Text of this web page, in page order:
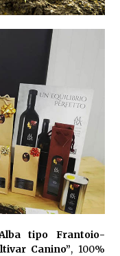
tipo Frantoio-
Canino”, 100%